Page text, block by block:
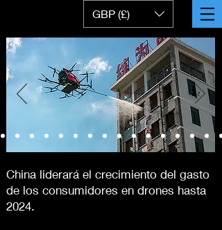
GBP (£)
China liderará el crecimiento del gasto
de los consumidores en drones hasta
2024.